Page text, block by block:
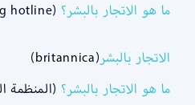
ما هو الاتجار بالبشر؟ (human trafficking hotline
الاتجار بالبشر (britannica)
ما هو الاتجار بالبشر؟ (المنظمة